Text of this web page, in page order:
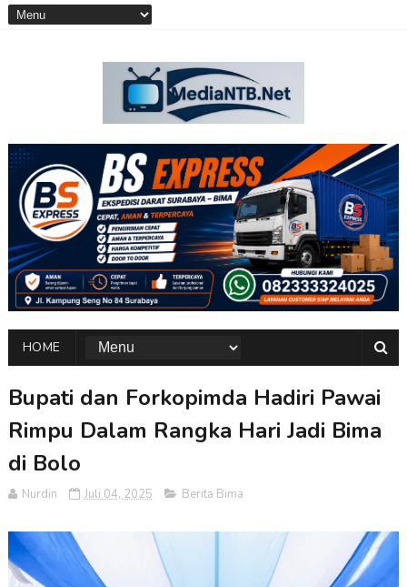
HOME
Bupati dan Forkopimda Hadiri Pawai
Rimpu Dalam Rangka Hari Jadi Bima
di Bolo
Nurdin Juli 04, 2025 Berita Bima